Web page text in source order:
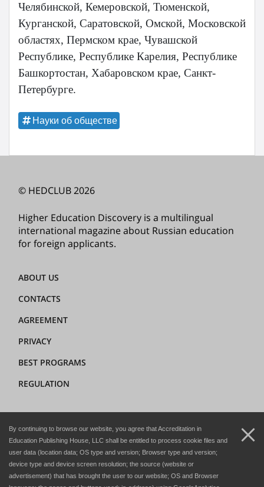
Челябинской, Кемеровской, Тюменской,
Курганской, Саратовской, Омской, Московской
областях, Пермском крае, Чувашской
Республике, Республике Карелия, Республике
Башкортостан, Хабаровском крае, Санкт-
Петербурге.
Науки об обществе
© HEDCLUB 2026
Higher Education Discovery is a multilingual
international magazine about Russian education
for foreign applicants.
ABOUT US
CONTACTS
AGREEMENT
PRIVACY
BEST PROGRAMS
REGULATION
dir@hedclub.com
By continuing to browse our website, you agree that Accreditation in
Education Publishing House, LLC shall be entitled to process cookie files and
user data (location data; OS type and version; Browser type and version;
device type and device screen resolution; the source (website or
advertisement) that has brought the user to our website; OS and Browser